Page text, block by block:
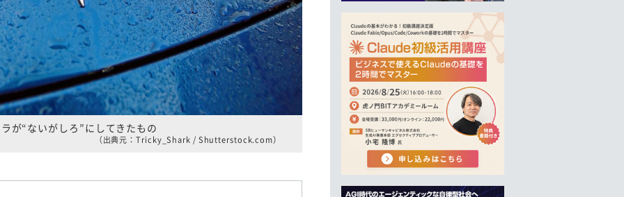
が“ないがしろ”にしてきたもの
（出典元：Tricky_Shark / Shutterstock.com）